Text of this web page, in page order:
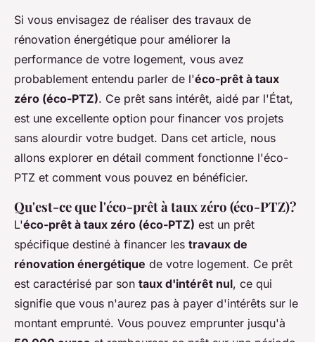
Si vous envisagez de réaliser des travaux de
rénovation énergétique pour améliorer la
performance de votre logement, vous avez
probablement entendu parler de l'éco-prêt à taux
zéro (éco-PTZ). Ce prêt sans intérêt, aidé par l'État,
est une excellente option pour financer vos projets
sans alourdir votre budget. Dans cet article, nous
allons explorer en détail comment fonctionne l'éco-
PTZ et comment vous pouvez en bénéficier.
Qu'est-ce que l'éco-prêt à taux zéro (éco-PTZ)?
L'éco-prêt à taux zéro (éco-PTZ) est un prêt
spécifique destiné à financer les travaux de
rénovation énergétique de votre logement. Ce prêt
est caractérisé par son taux d'intérêt nul, ce qui
signifie que vous n'aurez pas à payer d'intérêts sur le
montant emprunté. Vous pouvez emprunter jusqu'à